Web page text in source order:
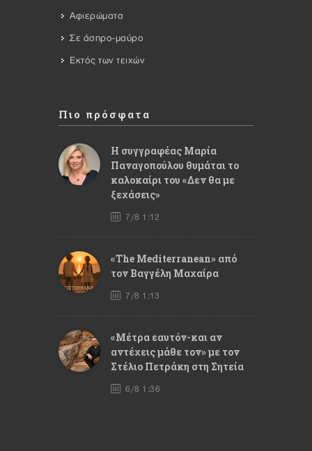
Αφιερώματα
Σε άσπρο-μαύρο
Εκτός των τειχών
Πιο πρόσφατα
Η συγγραφέας Μαρία
Παναγοπούλου θυμάται το
καλοκαίρι του «Δεν θα με
ξεχάσεις»
7/8 1:12
«The Mediterranean» από
τον Βαγγέλη Μαχαίρα
7/8 1:13
«Μέτρα εαυτόν-και αν
αντέχεις μάθε τον» με τον
Στέλιο Πετράκη στη Σητεία
6/8 1:36